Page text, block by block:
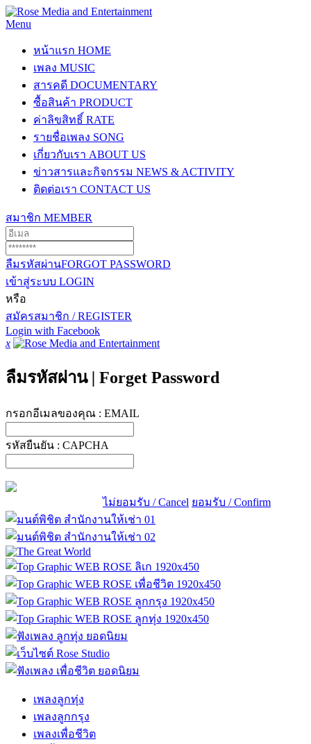
Menu
หน้าแรก HOME
เพลง MUSIC
สารคดี DOCUMENTARY
ซื้อสินค้า PRODUCT
ค่าลิขสิทธิ์ RATE
รายชื่อเพลง SONG
เกี่ยวกับเรา ABOUT US
ข่าวสารและกิจกรรม NEWS & ACTIVITY
ติดต่อเรา CONTACT US
สมาชิก MEMBER
ลืมรหัสผ่านFORGOT PASSWORD
เข้าสู่ระบบ LOGIN
หรือ
สมัครสมาชิก / REGISTER
Login with Facebook
x
ลืมรหัสผ่าน | Forget Password
กรอกอีเมลของคุณ : EMAIL
รหัสยืนยัน : CAPCHA
ไม่ยอมรับ / Cancel ยอมรับ / Confirm
เพลงลูกทุ่ง
เพลงลูกกรุง
เพลงเพื่อชีวิต